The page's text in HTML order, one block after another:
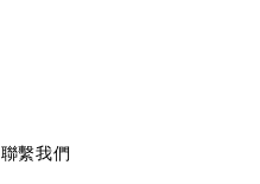
聯繫我們